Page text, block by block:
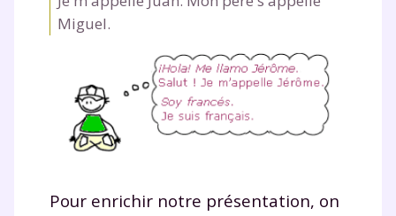
Miguel.
Pour enrichir notre présentation, on